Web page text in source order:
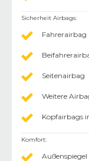
Sicherheit Airbags:
Fahrerairbag
Seitenairbag
Weitere
Kopfairbags
Komfort: